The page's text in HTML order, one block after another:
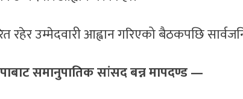
रहेर उम्मेदवारी आह्वान गरिएको बैठकपछि
समानुपातिक सांसद बन्न मापदण्ड —